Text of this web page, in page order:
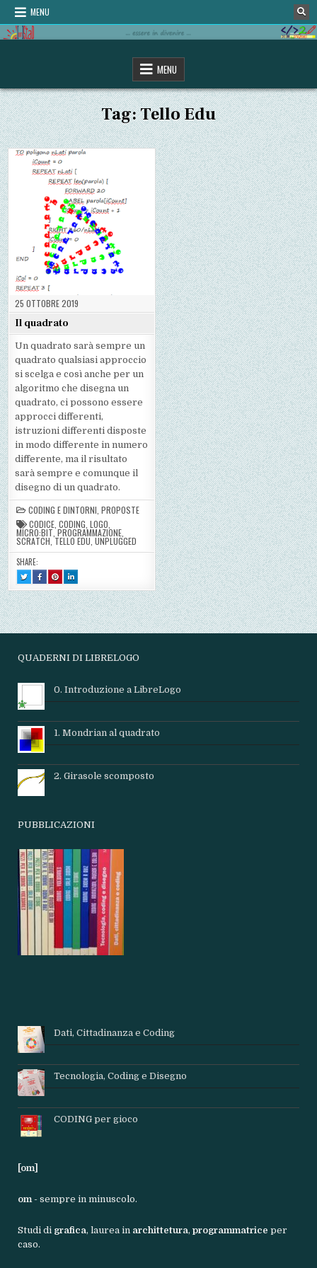
Skip
content
MENU
MENU
Tag:Tello Edu
25 OTTOBRE 2019
Il quadrato
Un quadrato sarà sempre un
quadrato qualsiasi approccio
si scelga e così anche per un
algoritmo che disegna un
quadrato, ci possono essere
approcci differenti,
istruzioni differenti disposte
in modo differente in numero
differente, ma il risultato
sarà sempre e comunque il
disegno di un quadrato.
CODING E DINTORNI,PROPOSTE
CODICE,CODING,LOGO,
MICRO:BIT,PROGRAMMAZIONE,
SCRATCH,TELLO EDU,UNPLUGGED
SHARE:
TWEET
THIS!
:
IL
QUADRATO
SHARE
THIS
ON
FACEBOOK
:
IL
QUADRATO
SHARE
THIS
ON
PINTEREST
:
IL
QUADRATO
SHARE
THIS
ON
LINKEDIN
:
IL
QUADRATO
QUADERNI DI LIBRELOGO
0. Introduzione a LibreLogo
1. Mondrian al quadrato
2. Girasole scomposto
PUBBLICAZIONI
Dati, Cittadinanza e Coding
Tecnologia, Coding e Disegno
CODING per gioco
[om]
om - sempre in minuscolo.
Studi di grafica, laurea in archittetura,programmatriceper
caso.